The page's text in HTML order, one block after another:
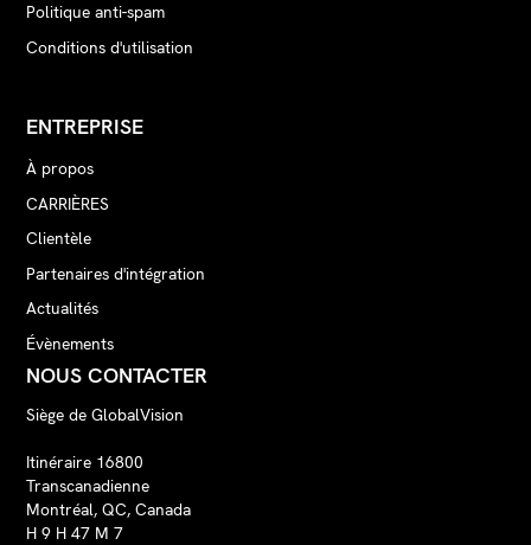
Politique anti-spam
Conditions d'utilisation
ENTREPRISE
À propos
CARRIÈRES
Clientèle
Partenaires d'intégration
Actualités
Évènements
NOUS CONTACTER
Siège de GlobalVision
Itinéraire 16800
Transcanadienne
Montréal, QC, Canada
H 9 H 47 M 7